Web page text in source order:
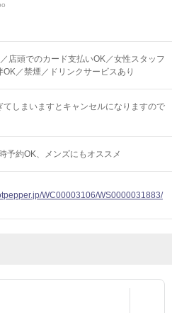
店頭でのカード支払いOK／女性スタッフ
／禁煙／ドリンクサービスあり
てしまいますとキャンセルになりますので
予約OK メンズにもオススメ
WC00003106/WS0000031883/